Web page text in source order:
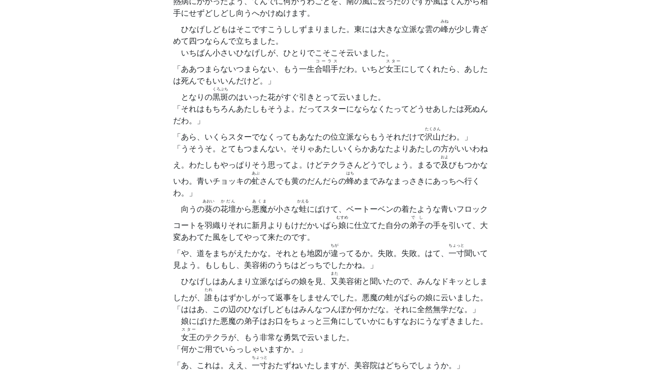
手にせずどしどし向うへかけぬけます。
ひなげしどもはそこですこうししずまりました。東には大きな立派な雲の峰
みね
が少し青ざ
めて四つならんで立ちました。
いちばん小さいひなげしが、ひとりでこそこそ云いました。
「ああつまらないつまらない、もう一生合唱手
コーラス
だわ。いちど女王
スター
にしてくれたら、あした
は死んでもいいんだけど。」
となりの黒斑
くろぶち
のはいった花がすぐ引きとって云いました。
「それはもちろんあたしもそうよ。だってスターにならなくたってどうせあしたは死ぬん
だわ。」
「あら、いくらスターでなくってもあなたの位立派ならもうそれだけで沢山
たくさん
だわ。」
「うそうそ。とてもつまんない。そりゃあたしいくらかあなたよりあたしの方がいいわね
え。わたしもやっぱりそう思ってよ。けどテクラさんどうでしょう。まるで及
およ
びもつかな
いわ。青いチョッキの虻
あぶ
さんでも黄のだんだらの蜂
はち
めまでみなまっさきにあっちへ行く
わ。」
向うの葵
あおい
の花壇
かだん
から悪魔
あくま
が小さな蛙
かえる
にばけて、ベートーベンの着たような青いフロック
コートを羽織りそれに新月よりもけだかいばら娘
むすめ
に仕立てた自分の弟子
でし
の手を引いて、大
変あわてた風をしてやって来たのです。
「や、道をまちがえたかな。それとも地図が違
ちが
ってるか。失敗。失敗。はて、 一寸
ちょっと
聞いて
見よう。もしもし、美容術のうちはどっちでしたかね。」
ひなげしはあんまり立派なばらの娘を見、 又
また
美容術と聞いたので、みんなドキッとしま
したが、 誰
たれ
もはずかしがって返事をしませんでした。悪魔の蛙がばらの娘に云いました。
「ははあ、この辺のひなげしどもはみんなつんぼか何かだな。それに全然無学だな。」
娘にばけた悪魔の弟子はお口をちょっと三角にしていかにもすなおにうなずきました。
女王
スター
のテクラが、もう非常な勇気で云いました。
「何かご用でいらっしゃいますか。」
「あ、これは。ええ、 一寸
ちょっと
おたずねいたしますが、美容院はどちらでしょうか。」